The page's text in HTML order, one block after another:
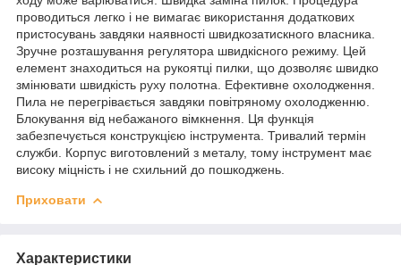
проводиться легко і не вимагає використання додаткових
пристосувань завдяки наявності швидкозатискного власника.
Зручне розташування регулятора швидкісного режиму. Цей
елемент знаходиться на рукоятці пилки, що дозволяє швидко
змінювати швидкість руху полотна. Ефективне охолодження.
Пила не перегрівається завдяки повітряному охолодженню.
Блокування від небажаного вімкнення. Ця функція
забезпечується конструкцією інструмента. Тривалий термін
служби. Корпус виготовлений з металу, тому інструмент має
високу міцність і не схильний до пошкоджень.
Приховати
Характеристики